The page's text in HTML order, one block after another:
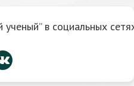
в социальных